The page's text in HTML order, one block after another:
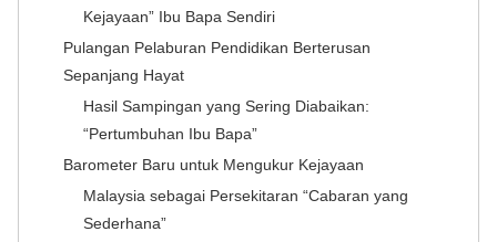
Kejayaan” Ibu Bapa Sendiri
Pulangan Pelaburan Pendidikan Berterusan
Sepanjang Hayat
Hasil Sampingan yang Sering Diabaikan:
“Pertumbuhan Ibu Bapa”
Barometer Baru untuk Mengukur Kejayaan
Malaysia sebagai Persekitaran “Cabaran yang
Sederhana”